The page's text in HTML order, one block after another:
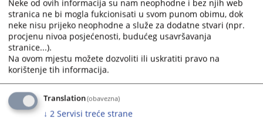
key
to
get
the
keyboard
shortcuts
for
changing
dates.
key
to
get
keyboard
changing
dates.
Neke od ovih informacija su nam neophodne i bez njih web
stranica ne bi mogla fukcionisati u svom punom obimu, dok
neke nisu prijeko neophodne a služe za dodatne stvari (npr.
procjenu nivoa posjećenosti, budućeg usavršavanja
stranice...).
Na ovom mjestu možete dozvoliti ili uskratiti pravo na
korištenje tih informacija.
Translation(obavezna)
↓ 2 Servisi treće strane